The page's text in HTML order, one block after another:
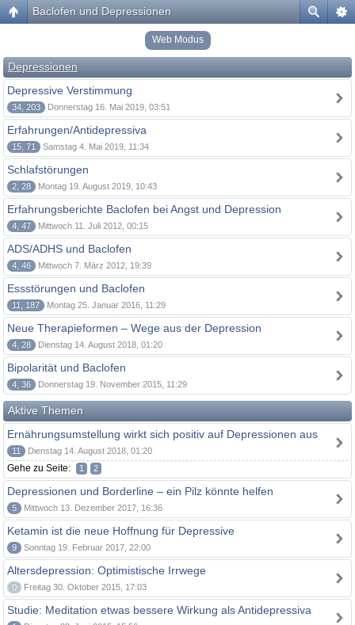
Baclofen und Depressionen
Web Modus
Depressionen
Depressive Verstimmung
34, 203 Donnerstag 16. Mai 2019, 03:51
Erfahrungen/Antidepressiva
15, 71 Samstag 4. Mai 2019, 11:34
Schlafstörungen
2, 28 Montag 19. August 2019, 10:43
Erfahrungsberichte Baclofen bei Angst und Depression
4, 47 Mittwoch 11. Juli 2012, 00:15
ADS/ADHS und Baclofen
4, 46 Mittwoch 7. März 2012, 19:39
Essstörungen und Baclofen
11, 187 Montag 25. Januar 2016, 11:29
Neue Therapieformen – Wege aus der Depression
4, 28 Dienstag 14. August 2018, 01:20
Bipolarität und Baclofen
4, 36 Donnerstag 19. November 2015, 11:29
Aktive Themen
Ernährungsumstellung wirkt sich positiv auf Depressionen aus
11 Dienstag 14. August 2018, 01:20
Gehe zu Seite: 1 2
Depressionen und Borderline – ein Pilz könnte helfen
5 Mittwoch 13. Dezember 2017, 16:36
Ketamin ist die neue Hoffnung für Depressive
9 Sonntag 19. Februar 2017, 22:00
Altersdepression: Optimistische Irrwege
0 Freitag 30. Oktober 2015, 17:03
Studie: Meditation etwas bessere Wirkung als Antidepressiva